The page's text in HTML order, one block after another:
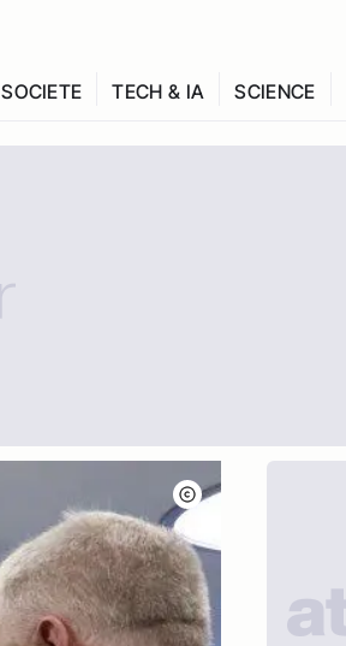
SOCIETE TECH & IA SCIENCE